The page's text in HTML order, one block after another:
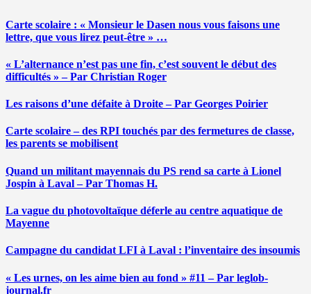
Carte scolaire : « Monsieur le Dasen nous vous faisons une
lettre, que vous lirez peut-être » …
« L’alternance n’est pas une fin, c’est souvent le début des
difficultés » – Par Christian Roger
Les raisons d’une défaite à Droite – Par Georges Poirier
Carte scolaire – des RPI touchés par des fermetures de classe,
les parents se mobilisent
Quand un militant mayennais du PS rend sa carte à Lionel
Jospin à Laval – Par Thomas H.
La vague du photovoltaïque déferle au centre aquatique de
Mayenne
Campagne du candidat LFI à Laval : l’inventaire des insoumis
« Les urnes, on les aime bien au fond » #11 – Par leglob-
journal.fr